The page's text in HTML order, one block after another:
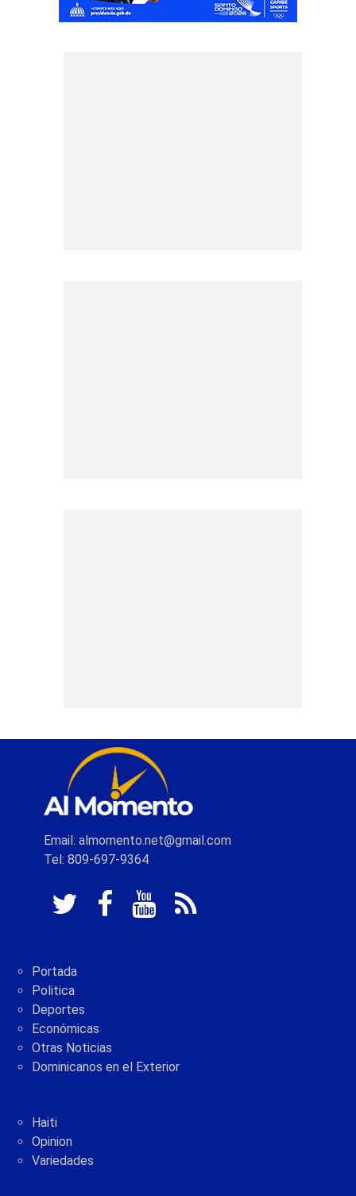
Email: almomento.net@gmail.com
Tel: 809-697-9364
Portada
Politica
Deportes
Económicas
Otras Noticias
Dominicanos en el Exterior
Haiti
Opinion
Variedades